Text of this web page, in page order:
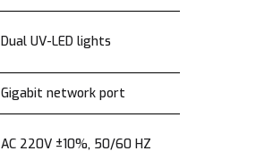
Dual UV-LED lights
Gigabit network port
AC 220V ±10%, 50/60 HZ